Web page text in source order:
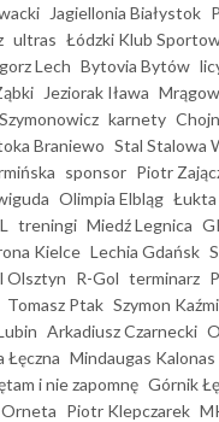
Jagiellonia Białystok
ultras Łódzki Klub
Lech Bytovia Bytów
Jeziorak Iława
karnety
Braniewo Stal Stalowa
sponsor Piotr
Olimpia Elbląg Łukta
treningi Miedź Legnica
Kielce Lechia Gdańsk
Olsztyn R-Gol terminarz
Tomasz Ptak Szymon
Arkadiusz Czarnecki
Łęczna Mindaugas Kalonas
i nie zapomnę Górnik
Piotr Klepczarek